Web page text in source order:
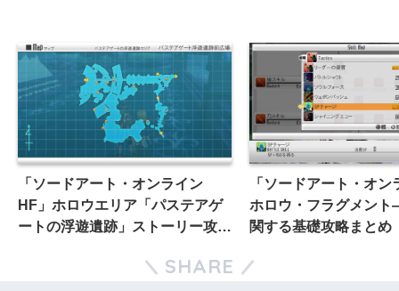
「ソードアート・オンライン
HF」ホロウエリア「パステアゲ
ートの浮遊遺跡」ストーリー攻略
「ソードアート・オ
ホロウ・フラグメン
関する基礎攻略まとめ
SHARE